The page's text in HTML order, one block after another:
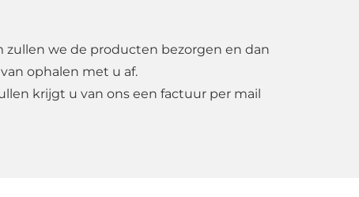
zullen we de producten bezorgen en dan
ophalen met u af.
krijgt u van ons een factuur per mail